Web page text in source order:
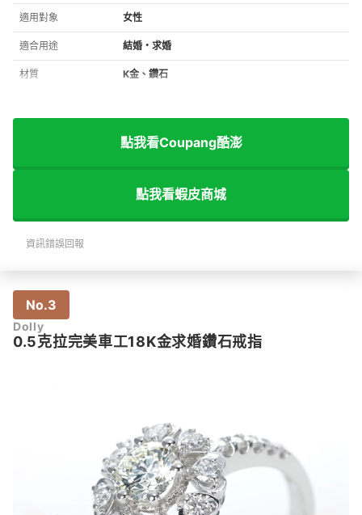
適用對象 女性
適合用途 結婚・求婚
材質 K金、鑽石
點我看Coupang酷澎
點我看蝦皮商城
資訊錯誤回報
No.3
Dolly
0.5克拉完美車工18K金求婚鑽石戒指